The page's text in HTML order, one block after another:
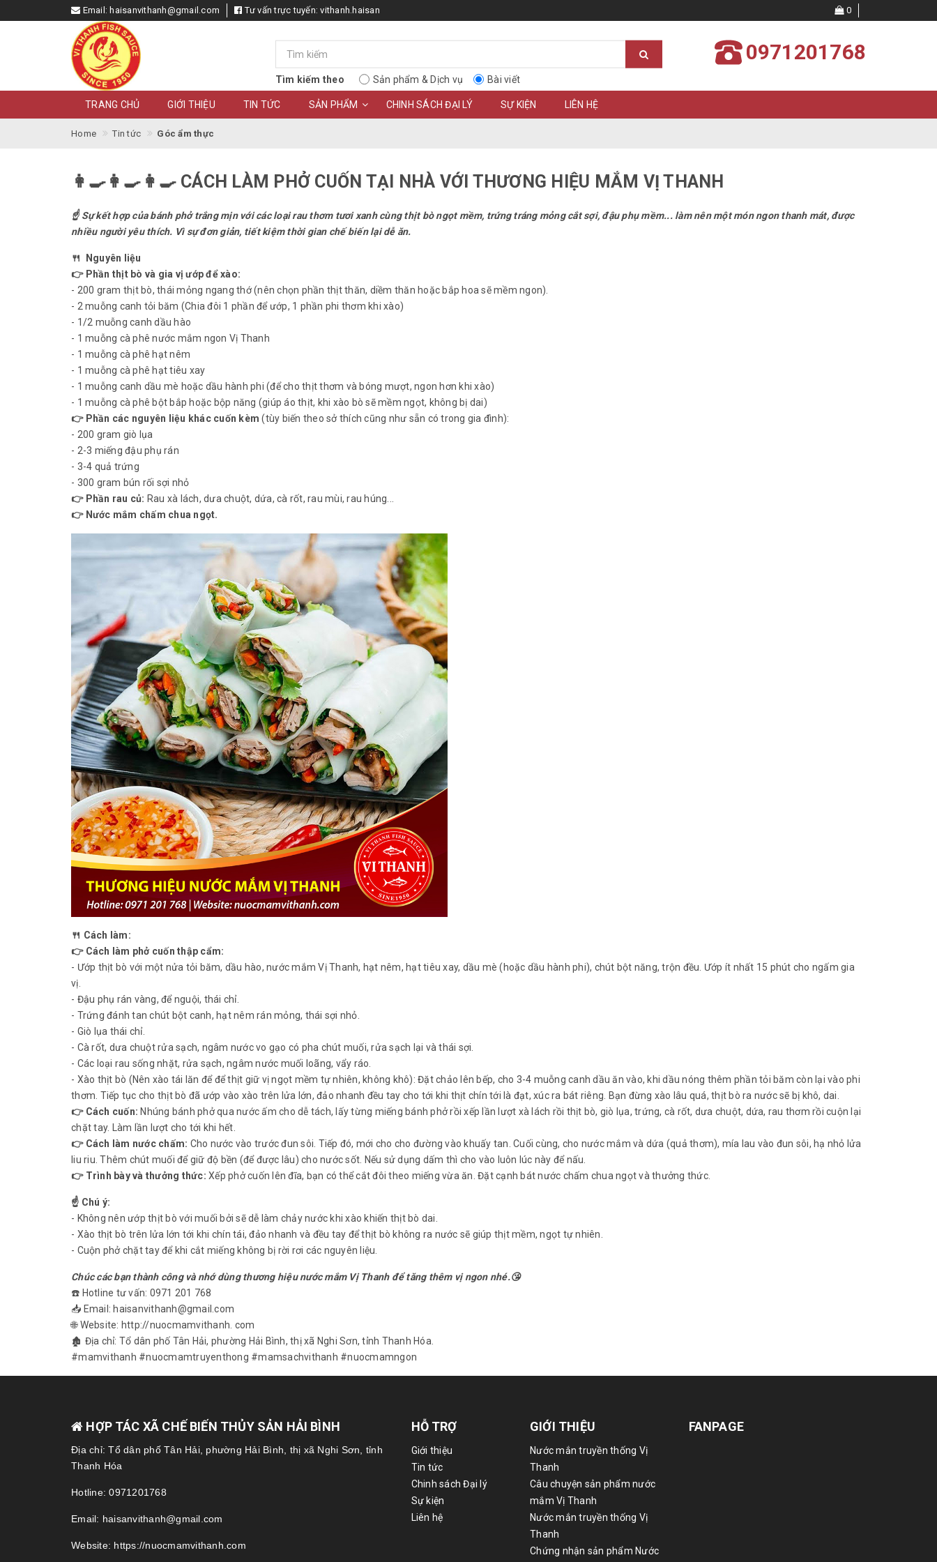
Email: haisanvithanh@gmail.com Tư vấn trực tuyến:vithanh.haisan 0
Tìm kiếm theo Sản phẩm & Dịch vụ Bài viết
0971201768
TRANG CHỦ GIỚI THIỆU TIN TỨC SẢN PHẨM CHINH SÁCH ĐẠI LÝ SỰ KIỆN LIÊN HỆ
Home Tin tức Góc ẩm thực
👩‍🍳👩‍🍳👩‍🍳 CÁCH LÀM PHỞ CUỐN TẠI NHÀ VỚI THƯƠNG HIỆU MẮM VỊ THANH
☝ Sự kết hợp của bánh phở trắng mịn với các loại rau thơm tươi xanh cùng thịt bò ngọt mềm, trứng tráng mỏng cắt sợi, đậu phụ mềm... làm nên một món ngon thanh mát, được
nhiều người yêu thích. Vì sự đơn giản, tiết kiệm thời gian chế biến lại dễ ăn.
🍴 Nguyên liệu
👉 Phần thịt bò và gia vị ướp để xào:
- 200 gram thịt bò, thái mỏng ngang thớ (nên chọn phần thịt thăn, diềm thăn hoặc bắp hoa sẽ mềm ngon).
- 2 muỗng canh tỏi băm (Chia đôi 1 phần để ướp, 1 phần phi thơm khi xào)
- 1/2 muỗng canh dầu hào
- 1 muỗng cà phê nước mắm ngon Vị Thanh
- 1 muỗng cà phê hạt nêm
- 1 muỗng cà phê hạt tiêu xay
- 1 muỗng canh dầu mè hoặc dầu hành phi (để cho thịt thơm và bóng mượt, ngon hơn khi xào)
- 1 muỗng cà phê bột bắp hoặc bộp năng (giúp áo thịt, khi xào bò sẽ mềm ngọt, không bị dai)
👉 Phần các nguyên liệu khác cuốn kèm(tùy biến theo sở thích cũng như sẵn có trong gia đình):
- 200 gram giò lụa
- 2-3 miếng đậu phụ rán
- 3-4 quả trứng
- 300 gram bún rối sợi nhỏ
👉 Phần rau củ: Rau xà lách, dưa chuột, dứa, cà rốt, rau mùi, rau húng...
👉 Nước mắm chấm chua ngọt.
🍴 Cách làm:
👉 Cách làm phở cuốn thập cẩm:
- Ướp thịt bò với một nửa tỏi băm, dầu hào, nước mắm Vị Thanh, hạt nêm, hạt tiêu xay, dầu mè (hoặc dầu hành phi), chút bột năng, trộn đều. Ướp ít nhất 15 phút cho ngấm gia
vị.
- Đậu phụ rán vàng, để nguội, thái chỉ.
- Trứng đánh tan chút bột canh, hạt nêm rán mỏng, thái sợi nhỏ.
- Giò lụa thái chỉ.
- Cà rốt, dưa chuột rửa sạch, ngâm nước vo gạo có pha chút muối, rửa sạch lại và thái sợi.
- Các loại rau sống nhặt, rửa sạch, ngâm nước muối loãng, vẩy ráo.
- Xào thịt bò (Nên xào tái lăn để để thịt giữ vị ngọt mềm tự nhiên, không khô): Đặt chảo lên bếp, cho 3-4 muỗng canh dầu ăn vào, khi dầu nóng thêm phần tỏi băm còn lại vào phi
thơm. Tiếp tục cho thịt bò đã ướp vào xào trên lửa lớn, đảo nhanh đều tay cho tới khi thịt chín tới là đạt, xúc ra bát riêng. Bạn đừng xào lâu quá, thịt bò ra nước sẽ bị khô, dai.
👉 Cách cuốn: Nhúng bánh phở qua nước ấm cho dễ tách, lấy từng miếng bánh phở rồi xếp lần lượt xà lách rồi thịt bò, giò lụa, trứng, cà rốt, dưa chuột, dứa, rau thơm rồi cuộn lại
chặt tay. Làm lần lượt cho tới khi hết.
👉 Cách làm nước chấm: Cho nước vào trước đun sôi. Tiếp đó, mới cho cho đường vào khuấy tan. Cuối cùng, cho nước mắm và dứa (quả thơm), mía lau vào đun sôi, hạ nhỏ lửa
liu riu. Thêm chút muối để giữ độ bền (để được lâu) cho nước sốt. Nếu sử dụng dấm thì cho vào luôn lúc này để nấu.
👉 Trình bày và thưởng thức: Xếp phở cuốn lên đĩa, bạn có thể cắt đôi theo miếng vừa ăn. Đặt cạnh bát nước chấm chua ngọt và thưởng thức.
☝ Chú ý:
- Không nên ướp thịt bò với muối bởi sẽ dễ làm chảy nước khi xào khiến thịt bò dai.
- Xào thịt bò trên lửa lớn tới khi chín tái, đảo nhanh và đều tay để thịt bò không ra nước sẽ giúp thịt mềm, ngọt tự nhiên.
- Cuộn phở chặt tay để khi cắt miếng không bị rời rơi các nguyên liệu.
Chúc các bạn thành công và nhớ dùng thương hiệu nước mắm Vị Thanh để tăng thêm vị ngon nhé.😘
☎️ Hotline tư vấn: 0971 201 768
📥 Email: haisanvithanh@gmail.com
🌐 Website: http://nuocmamvithanh. com
🏚 Địa chỉ: Tổ dân phố Tân Hải, phường Hải Bình, thị xã Nghi Sơn, tỉnh Thanh Hóa.
#mamvithanh #nuocmamtruyenthong #mamsachvithanh #nuocmamngon
HỢP TÁC XÃ CHẾ BIẾN THỦY SẢN HẢI BÌNH
Địa chỉ: Tổ dân phố Tân Hải, phường Hải Bình, thị xã Nghi Sơn, tỉnh
Thanh Hóa
Hotline: 0971201768
Email: haisanvithanh@gmail.com
Website: https://nuocmamvithanh.com
HỖ TRỢ
Giới thiệu
Tin tức
Chinh sách Đại lý
Sự kiện
Liên hệ
GIỚI THIỆU
Nước mắn truyền thống Vị
Thanh
Câu chuyện sản phẩm nước
mắm Vị Thanh
Nước mắn truyền thống Vị
Thanh
Chứng nhận sản phẩm Nước
FANPAGE